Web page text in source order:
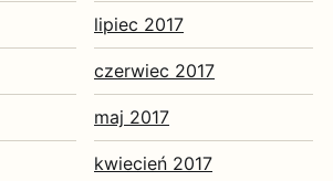
lipiec 2017
czerwiec 2017
maj 2017
kwiecień 2017